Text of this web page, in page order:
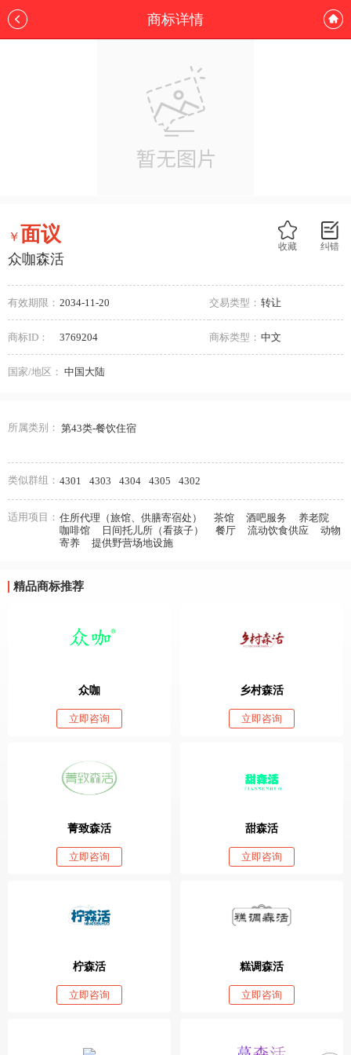
商标详情
纠错
收藏
￥面议
众咖森活
有效期限： 2034-11-20 交易类型： 转让
商标ID： 3769204 商标类型： 中文
国家/地区： 中国大陆
所属类别： 第43类-餐饮住宿
类似群组： 4301 4303 4304 4305 4302
适用项目： 住所代理（旅馆、供膳寄宿处） 茶馆 酒吧服务
养老院
咖啡馆
日间托儿所（看孩子） 餐厅 流动饮食供应
动物
寄养
提供野营场地设施
精品商标推荐
众咖
立即咨询
乡村森活
立即咨询
菁致森活
立即咨询
甜森活
立即咨询
柠森活
立即咨询
糕调森活
立即咨询